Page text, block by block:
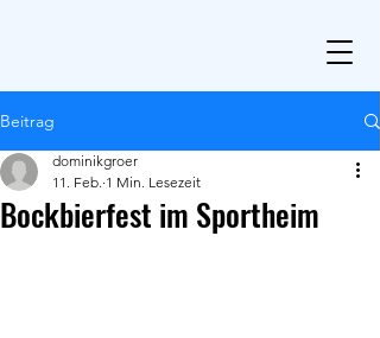
Beitrag
Bockbierfest im Sportheim
dominikgroer
11. Feb. 1 Min. Lesezeit